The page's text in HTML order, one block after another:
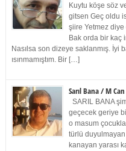
Kuytu köşe söz
gitsen Geç oldu
şiire Yetmez
Bak orda bir kaç
Nasılsa son dizeye saklanmış. İyi
ısınmamıştım. Bir […]
Sarıl Bana / M
SARIL BANA
geçecek geriye
o masum
türlü duyulmayan
kanayan yarası